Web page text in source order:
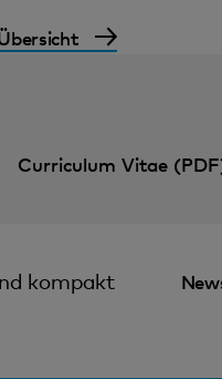
Curriculum Vitae
kompakt